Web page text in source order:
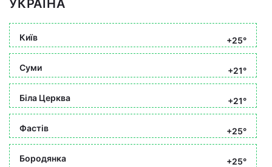
УКРАЇНА
Київ +25°
Суми +21°
Біла Церква +21°
Фастів +25°
Бородянка +25°